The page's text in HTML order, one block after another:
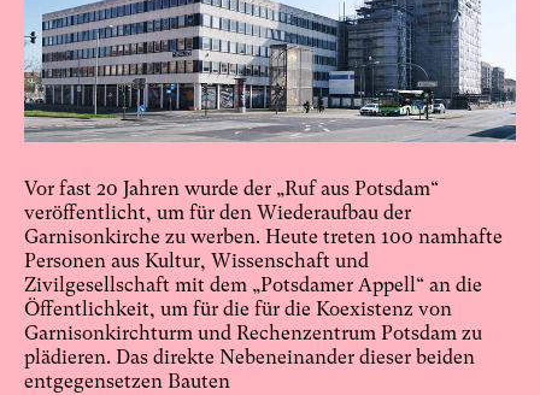
Vor fast 20 Jahren wurde der „Ruf aus Potsdam“
veröffentlicht, um für den Wiederaufbau der
Garnisonkirche zu werben. Heute treten 100 namhafte
Personen aus Kultur, Wissenschaft und
Zivilgesellschaft mit dem „Potsdamer Appell“ an die
Öffentlichkeit, um für die für die Koexistenz von
Garnisonkirchturm und Rechenzentrum Potsdam zu
plädieren. Das direkte Nebeneinander dieser beiden
entgegensetzen Bauten